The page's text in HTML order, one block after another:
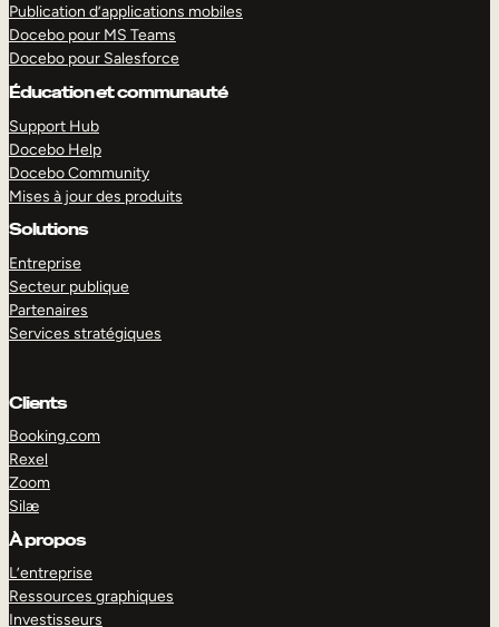
Publication d’applications mobiles
Docebo pour MS Teams
Docebo pour Salesforce
Éducation et communauté
Support Hub
Docebo Help
Docebo Community
Mises à jour des produits
Solutions
Entreprise
Secteur publique
Partenaires
Services stratégiques
Clients
Booking.com
Rexel
Zoom
Silæ
À propos
L’entreprise
Ressources graphiques
Investisseurs